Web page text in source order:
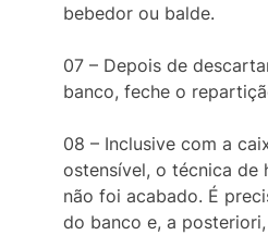
bebedor ou balde.
07 – Depois de
banco, feche o
08 – Inclusive com a
ostensível, o técnica de
não foi acabado. É
do banco e, a